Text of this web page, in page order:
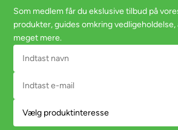
Som medlem får du ekslusive tilbud på
produkter, guides omkring
meget mere.